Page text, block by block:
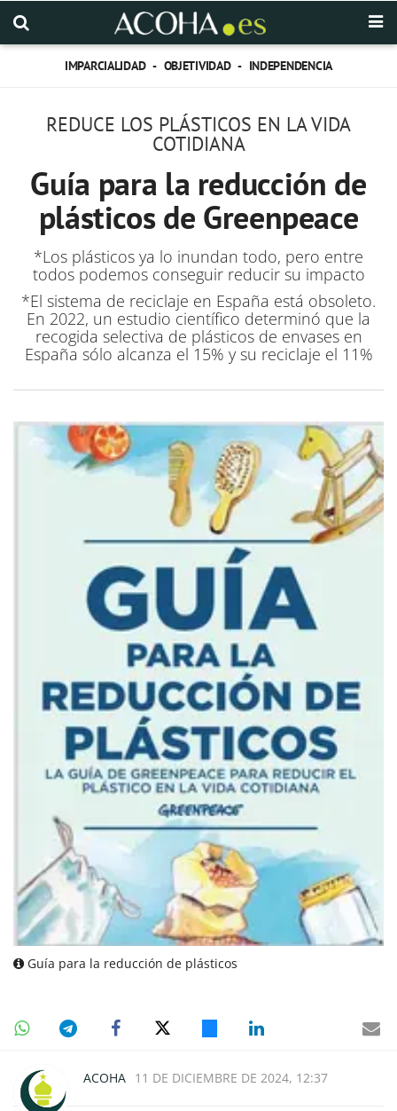
IMPARCIALIDAD - OBJETIVIDAD - INDEPENDENCIA
REDUCE LOS PLÁSTICOS EN LA VIDA
COTIDIANA
Guía para la reducción de
plásticos de Greenpeace
*Los plásticos ya lo inundan todo, pero entre
todos podemos conseguir reducir su impacto
*El sistema de reciclaje en España está obsoleto.
En 2022, un estudio científico determinó que la
recogida selectiva de plásticos de envases en
España sólo alcanza el 15% y su reciclaje el 11%
Guía para la reducción de plásticos
ACOHA 11 DE DICIEMBRE DE 2024, 12:37